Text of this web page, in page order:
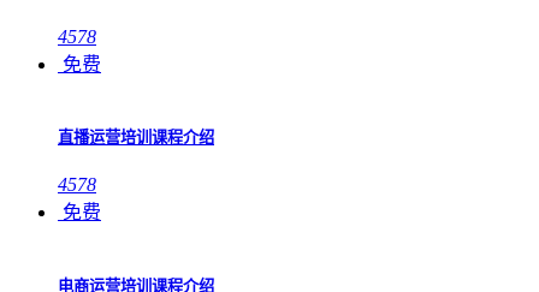
4578
免费
直播运营培训课程介绍
4578
免费
电商运营培训课程介绍